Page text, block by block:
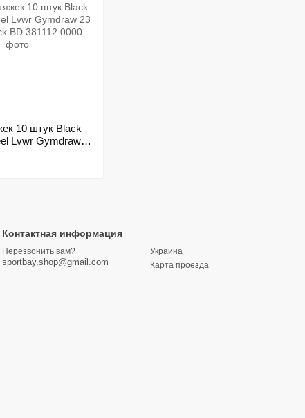
10 штук Black
Lvwr Gymdraw
Контактная информация
Перезвонить вам?
sportbay.shop@gmail.com
Украина
Карта проезда